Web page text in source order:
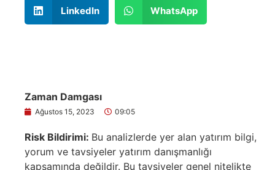
LinkedIn WhatsApp
Zaman Damgası
Ağustos 15, 2023 09:05
Risk Bildirimi: Bu analizlerde yer alan yatırım bilgi,
yorum ve tavsiyeler yatırım danışmanlığı
kapsamında değildir. Bu tavsiyeler genel nitelikte